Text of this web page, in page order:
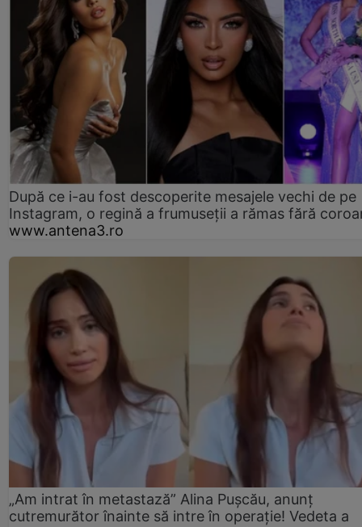
După ce i-au fost descoperite mesajele vechi de pe
Instagram, o regină a frumuseții a rămas fără
www.antena3.ro
„Am intrat în metastază” Alina Pușcău, anunț
cutremurător înainte să intre în operație! Vedeta a